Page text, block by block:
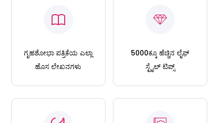
ಗೃಹಶೋಭಾ ಪತ್ರಿಕೆಯ ಎಲ್ಲಾ
ಹೊಸ ಲೇಖನಗಳು
5000ಕ್ಕೂ ಹೆಚ್ಚಿನ ಲೈಫ್
ಸ್ಟೈಲ್ ಟಿಪ್ಸ್